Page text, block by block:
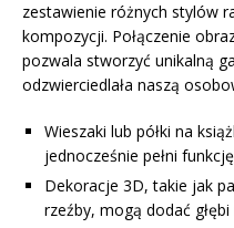
zestawienie różnych stylów
kompozycji. Połączenie
pozwala stworzyć unikalną
odzwierciedlała naszą
Wieszaki lub półki na
jednocześnie pełni
Dekoracje 3D, takie jak
rzeźby, mogą dodać